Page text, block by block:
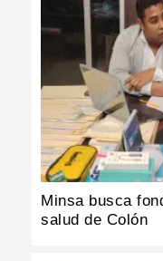
Minsa busca
salud de Colón